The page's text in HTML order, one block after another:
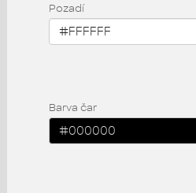
Pozadí
Barva čar